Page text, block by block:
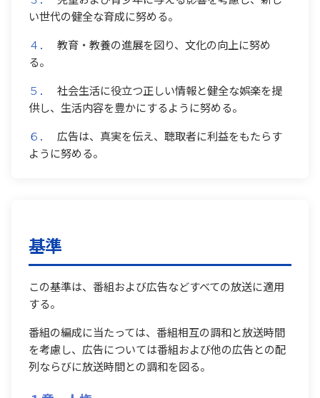
い世代の健全な育成に努める。
４．
教育・教養の進展を図り、文化の向上に努め
る。
５．
社会生活に役立つ正しい情報と健全な娯楽を提
供し、生活内容を豊かにするように努める。
６．
広告は、真実を伝え、聴取者に利益をもたらす
ように努める。
基準
この基準は、番組および広告などすべての放送に適用
する。
番組の編成に当たっては、番組相互の調和と放送時間
を考慮し、広告については番組および他の広告との配
列ならびに放送時間との調和を図る。